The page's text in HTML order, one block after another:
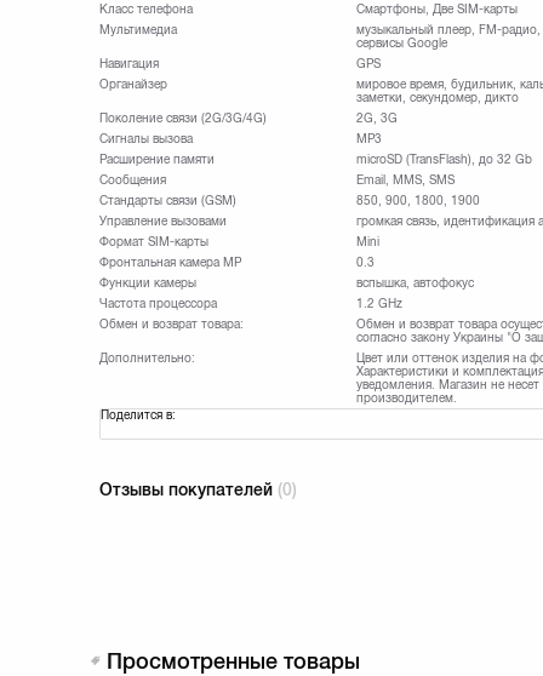
Класс телефона
Смартфоны, Две SIM-карты
Мультимедиа
музыкальный плеер, FM-
сервисы Google
Навигация
GPS
Органайзер
мировое время, будильник,
заметки, секундомер, дикто
Поколение связи (2G/3G/4G)
2G, 3G
Сигналы вызова
MP3
Расширение памяти
microSD (TransFlash), до 32 Gb
Сообщения
Email, MMS, SMS
Стандарты связи (GSM)
850, 900, 1800, 1900
Управление вызовами
громкая связь, идентификация
Формат SIM-карты
Mini
Фронтальная камера МР
0.3
Функции камеры
вспышка, автофокус
Частота процессора
1.2 GHz
Обмен и возврат товара:
Обмен и возврат товара
согласно закону Украины "О
Дополнительно:
Цвет или оттенок изделия на
Характеристики и
уведомления. Магазин не
производителем.
Поделится в:
Отзывы покупателей (0)
Просмотренные товары